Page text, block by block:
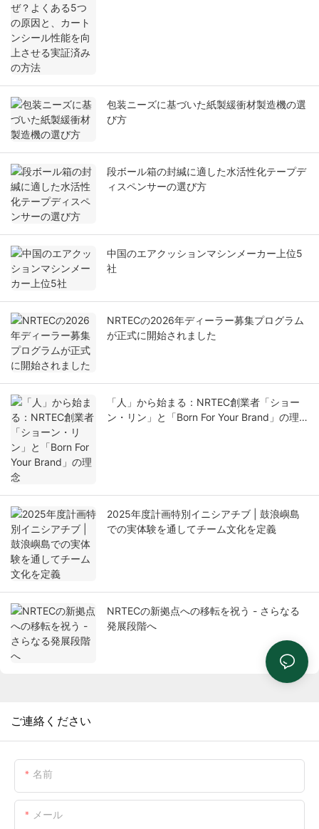
包装ニーズに基づいた紙製緩衝材製造機の選
び方
段ボール箱の封緘に適した水活性化テープデ
ィスペンサーの選び方
中国のエアクッションマシンメーカー上位5
社
NRTECの2026年ディーラー募集プログラム
が正式に開始されました
「人」から始まる：NRTEC創業者「ショー
ン・リン」と「Born For Your Brand」の理
2025年度計画特別イニシアチブ | 鼓浪嶼島
での実体験を通してチーム文化を定義
NRTECの新拠点への移転を祝う - さらなる
発展段階へ
ご連絡ください
名前
メール